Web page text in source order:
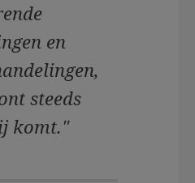
en
steeds
komt."